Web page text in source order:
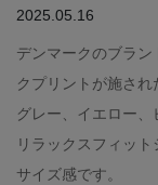
2025.05.16
デンマークのブラ
クプリントが施され
グレー、イエロー
リラックスフィッ
サイズ感です。